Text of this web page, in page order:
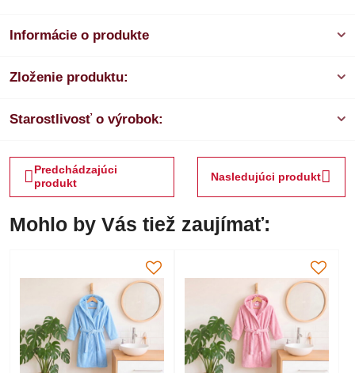
Informácie o produkte
Zloženie produktu:
Starostlivosť o výrobok:
Predchádzajúci
produkt
Nasledujúci produkt
Mohlo by Vás tiež zaujímať: